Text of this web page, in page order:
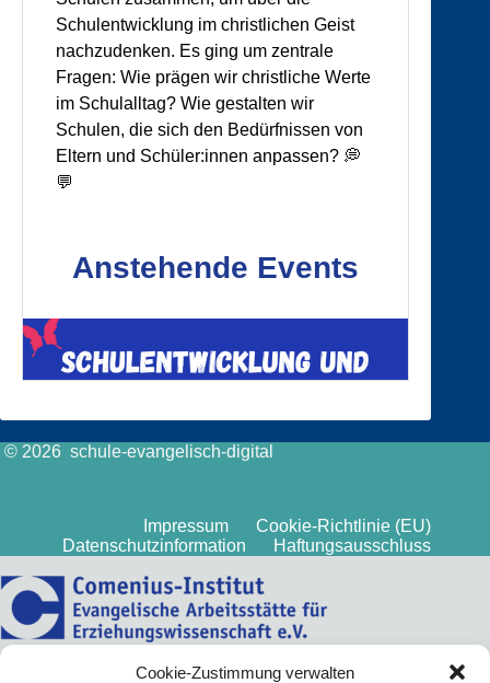
Cookie-Zustimmung verwalten
© 2026 schule-evangelisch-digital
Impressum
Cookie-Richtlinie (EU)
Datenschutzinformation
Haftungsausschluss